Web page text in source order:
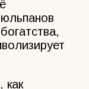
как